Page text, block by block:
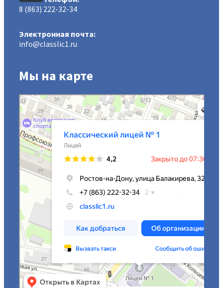
8 (863) 222-32-34
Электронная почта:
info@classlic1.ru
Мы на карте
МАОУ Классический лицей № 1
Лицей в Ростове‑на‑Дону